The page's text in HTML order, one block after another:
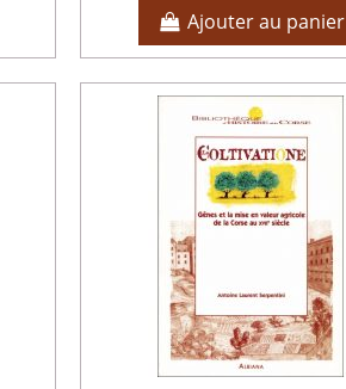
Ajouter au panier